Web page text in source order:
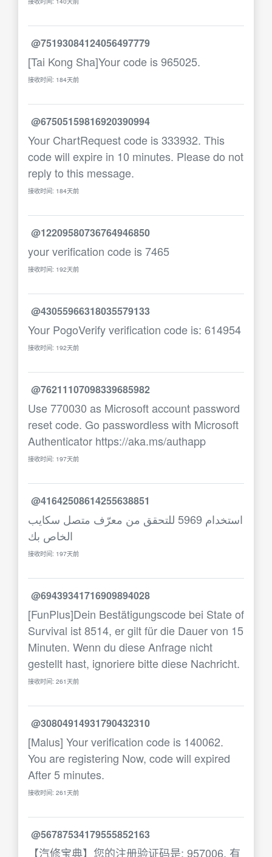
@75193084124056497779
[Tai Kong Sha]Your code is 965025.
接收时间: 184天前
@67505159816920390994
Your ChartRequest code is 333932. This
code will expire in 10 minutes. Please do not
reply to this message.
接收时间: 184天前
@12209580736764946850
your verification code is 7465
接收时间: 192天前
@43055966318035579133
Your PogoVerify verification code is: 614954
接收时间: 192天前
@76211107098339685982
Use 770030 as Microsoft account password
reset code. Go passwordless with Microsoft
Authenticator https://aka.ms/authapp
接收时间: 197天前
@41642508614255638851
استخدام 5969 للتحقق من معرّف متصل سكايب
الخاص بك
接收时间: 197天前
@69439341716909894028
[FunPlus]Dein Bestätigungscode bei State of
Survival ist 8514, er gilt für die Dauer von 15
Minuten. Wenn du diese Anfrage nicht
gestellt hast, ignoriere bitte diese Nachricht.
接收时间: 261天前
@30804914931790432310
[Malus] Your verification code is 140062.
You are registering Now, code will expired
After 5 minutes.
接收时间: 261天前
@56787534179555852163
【汽修宝典】您的注册验证码是: 957006. 有